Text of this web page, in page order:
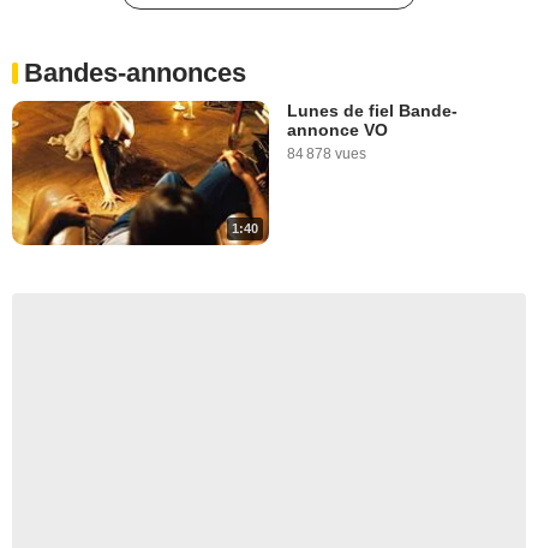
Bandes-annonces
1:40
Lunes de fiel Bande-
annonce VO
84 878 vues